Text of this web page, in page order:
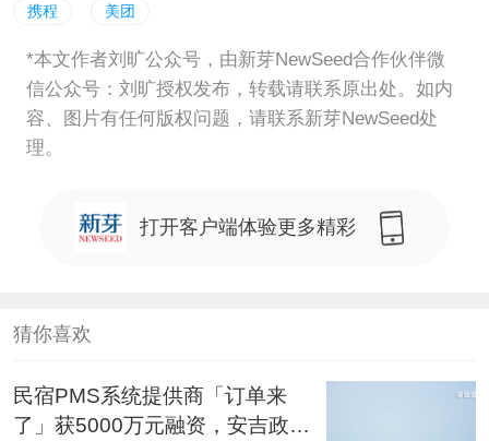
携程 美团
*本文作者刘旷公众号，由新芽NewSeed合作伙伴微
信公众号：刘旷授权发布，转载请联系原出处。如内
容、图片有任何版权问题，请联系新芽NewSeed处
理。
打开客户端体验更多精彩
猜你喜欢
民宿PMS系统提供商「订单来
了」获5000万元融资，安吉政府